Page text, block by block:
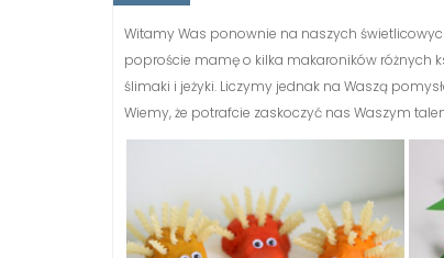
Witamy Was ponownie na naszych
poproście mamę o kilka makaroników różnych
ślimaki i jeżyki. Liczymy jednak na Waszą
Wiemy, że potrafcie zaskoczyć nas Waszym